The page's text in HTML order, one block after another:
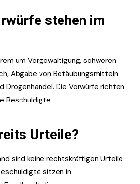
stehen im
um Vergewaltigung, schweren
Abgabe von Betäubungsmitteln
Drogenhandel. Die Vorwürfe richten
Beschuldigte.
Urteile?
sind keine rechtskräftigen Urteile
sitzen in